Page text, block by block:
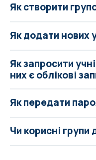
Як створити
Як додати нових
Як запросити
них є облікові
Як передати
Чи корисні